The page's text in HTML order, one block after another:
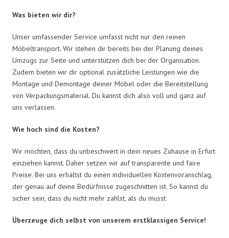
Was bieten wir dir?
Unser umfassender Service umfasst nicht nur den reinen
Möbeltransport. Wir stehen dir bereits bei der Planung deines
Umzugs zur Seite und unterstützen dich bei der Organisation.
Zudem bieten wir dir optional zusätzliche Leistungen wie die
Montage und Demontage deiner Möbel oder die Bereitstellung
von Verpackungsmaterial. Du kannst dich also voll und ganz auf
uns verlassen.
Wie hoch sind die Kosten?
Wir möchten, dass du unbeschwert in dein neues Zuhause in Erfurt
einziehen kannst. Daher setzen wir auf transparente und faire
Preise. Bei uns erhältst du einen individuellen Kostenvoranschlag,
der genau auf deine Bedürfnisse zugeschnitten ist. So kannst du
sicher sein, dass du nicht mehr zahlst, als du musst.
Überzeuge dich selbst von unserem erstklassigen Service!